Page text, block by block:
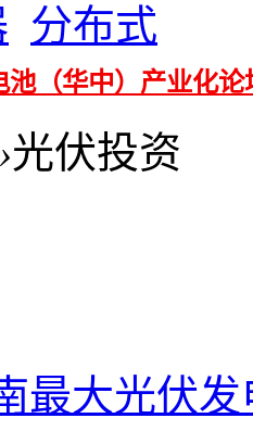
分布式
（华中）产业化论
›光伏投资
最大光伏